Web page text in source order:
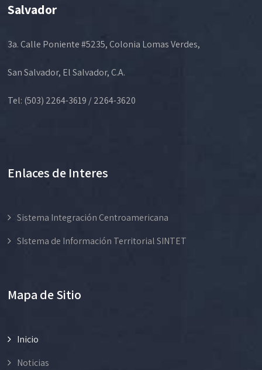
Salvador
3a. Calle Poniente #5235, Colonia Lomas Verdes,
San Salvador, El Salvador, C.A.
Tel: (503) 2264-3619 / 2264-3620
Enlaces de Interes
Sistema Integración Centroamericana
SIstema de Información Territorial SINTET
Mapa de Sitio
Inicio
Noticias